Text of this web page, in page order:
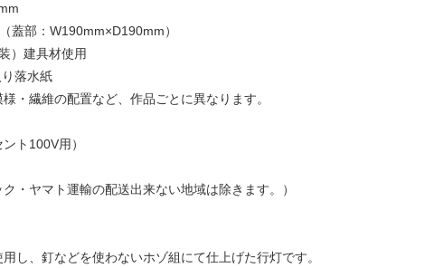
部：W190mm×D190mm）
）建具材使用
落水紙
・繊維の配置など、作品ごとに異なります。
ト100V用）
・ヤマト運輸の配送出来ない地域は除きます。）
し、釘などを使わないホゾ組にて仕上げた行灯です。